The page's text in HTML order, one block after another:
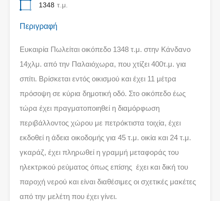
1348 τ.μ.
Περιγραφή
Ευκαιρία Πωλείται οικόπεδο 1348 τ.μ. στην Κάνδανο
14χλμ. από την Παλαιόχωρα, που χτίζει 400τ.μ. για
σπίτι. Βρίσκεται εντός οικισμού και έχει 11 μέτρα
πρόσοψη σε κύρια δημοτική οδό. Στο οικόπεδο έως
τώρα έχει πραγματοποιηθεί η διαμόρφωση
περιβάλλοντος χώρου με πετρόκτιστα τοιχία, έχει
εκδοθεί η άδεια οικοδομής για 45 τ.μ. οικία και 24 τ.μ.
γκαράζ, έχει πληρωθεί η γραμμή μεταφοράς του
ηλεκτρικού ρεύματος όπως επίσης έχει και δική του
παροχή νερού και είναι διαθέσιμες οι σχετικές μακέτες
από την μελέτη που έχει γίνει.